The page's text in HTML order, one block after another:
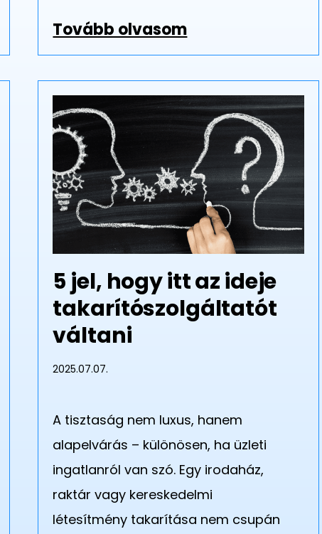
Tovább olvasom
5 jel, hogy itt az ideje
takarítószolgáltatót
váltani
2025.07.07.
A tisztaság nem luxus, hanem
alapelvárás – különösen, ha üzleti
ingatlanról van szó. Egy irodaház,
raktár vagy kereskedelmi
létesítmény takarítása nem csupán